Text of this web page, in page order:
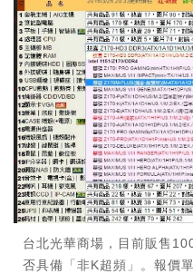
台北光華商場，目前販售
否具備「非K超頻」。報價